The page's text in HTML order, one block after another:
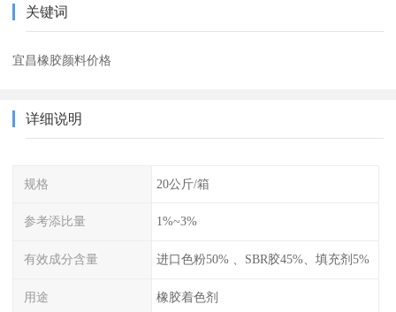
关键词
宜昌橡胶颜料价格
详细说明
规格 20公斤/箱
参考添比量 1%~3%
有效成分含量 进口色粉50% 、SBR胶45%、填充剂5%
用途 橡胶着色剂